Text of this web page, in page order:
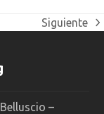
next
Siguiente
–